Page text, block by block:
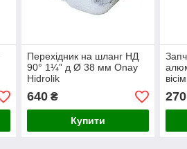
Перехідник на шланг НД
90° 1¼” д Ø 38 мм Onay
Hidrolik
640₴
Купити
270